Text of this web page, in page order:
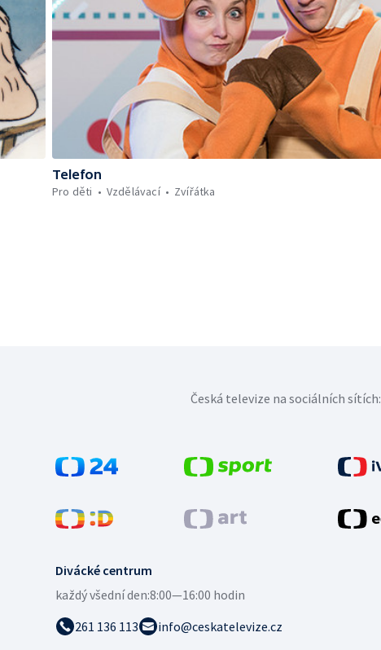
Telefon
Pro děti
Vzdělávací Zvířátka
Divácké centrum
každý všední den:8:00—16:00 hodin
261 136 113
info@ceskatelevize.cz
Česká televize na sociálních sítích: